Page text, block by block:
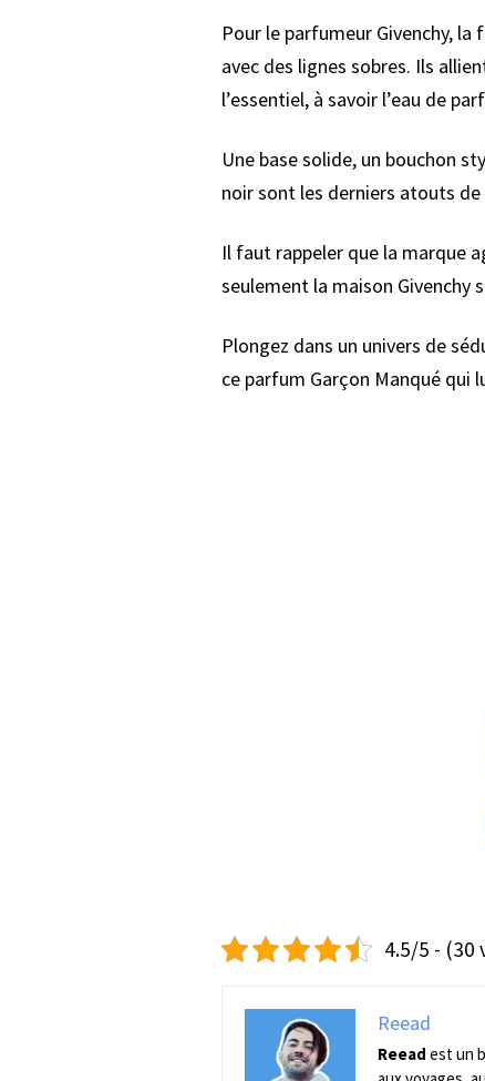
Pour le parfumeur Givenchy,
avec des lignes sobres. Ils
l’essentiel, à savoir l’eau de
Une base solide, un bouchon
noir sont les derniers atouts
Il faut rappeler que la marque
seulement la maison Givenchy
Plongez dans un univers de
ce parfum Garçon Manqué qui
4.5/5 - (30
Reead
Reead est un